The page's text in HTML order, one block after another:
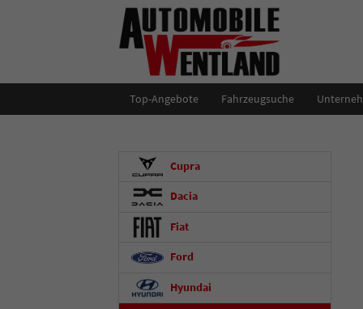
Top-Angebote Fahrzeugsuche
Cupra
Dacia
Fiat
Ford
Hyundai